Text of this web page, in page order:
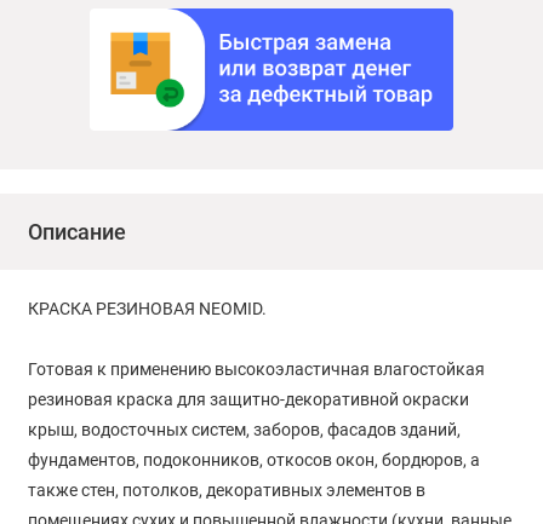
Описание
КРАСКА РЕЗИНОВАЯ NEOMID.
Готовая к применению высокоэластичная влагостойкая
резиновая краска для защитно-декоративной окраски
крыш, водосточных систем, заборов, фасадов зданий,
фундаментов, подоконников, откосов окон, бордюров, а
также стен, потолков, декоративных элементов в